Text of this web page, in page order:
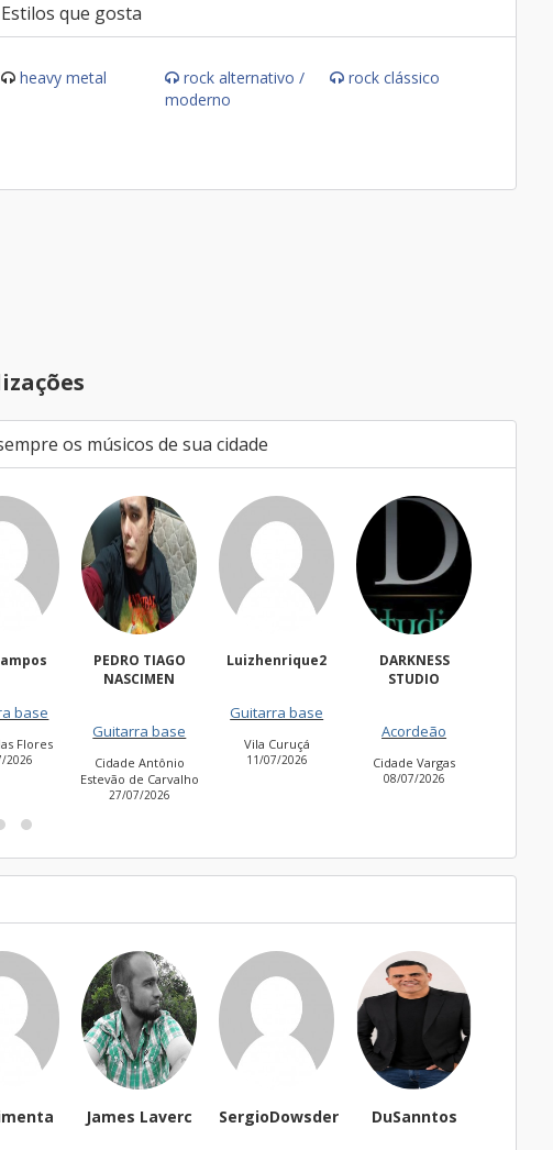
Estilos que gosta
heavy metal
rock alternativo /
moderno
rock clássico
os músicos de sua cidade
TIAGO
Antônio
de Carvalho
Luizhenrique2
Vila Curuçá
11/07/2026
DARKNESS
Cidade Vargas
Bacharell
Cidade Jardim
30/06/2026
James Laverc SergioDowsder DuSanntos Dom marins